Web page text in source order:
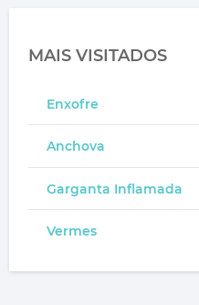
MAIS VISITADOS
Enxofre
Anchova
Garganta Inflamada
Vermes